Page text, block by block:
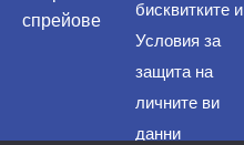
спрейове
бисквитките и
Условия за
защита на
личните ви
данни